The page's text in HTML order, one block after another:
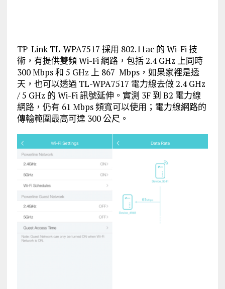
TP-Link TL-WPA7517 採用 802.11ac 的 Wi-Fi 技
術，有提供雙頻 Wi-Fi 網路，包括 2.4 GHz 上同時
300 Mbps 和 5 GHz 上 867 Mbps，如果家裡是透
天，也可以透過 TL-WPA7517 電力線去做 2.4 GHz
/ 5 GHz 的 Wi-Fi 訊號延伸。實測 3F 到 B2 電力線
網路，仍有 61 Mbps 頻寬可以使用；電力線網路的
傳輸範圍最高可達 300 公尺。